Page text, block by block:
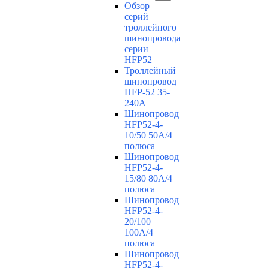
Обзор
серий
троллейного
шинопровода
серии
HFP52
Троллейный
шинопровод
HFP-52 35-
240А
Шинопровод
HFP52-4-
10/50 50A/4
полюса
Шинопровод
HFP52-4-
15/80 80A/4
полюса
Шинопровод
HFP52-4-
20/100
100А/4
полюса
Шинопровод
HFP52-4-